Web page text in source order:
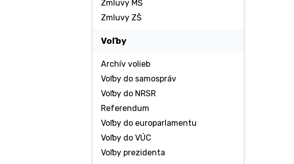
Zmluvy MŠ
Zmluvy ZŠ
Voľby
Archív volieb
Voľby do samospráv
Voľby do NRSR
Referendum
Voľby do europarlamentu
Voľby do VÚC
Voľby prezidenta